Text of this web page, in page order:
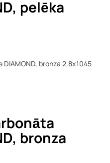
pelēka
bronza